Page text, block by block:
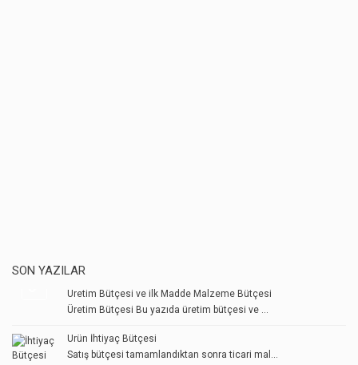
SON YAZILAR
Üretim Bütçesi ve ilk Madde Malzeme Bütçesi
Üretim Bütçesi Bu yazıda üretim bütçesi ve ...
Ürün İhtiyaç Bütçesi
Satış bütçesi tamamlandıktan sonra ticari mal...